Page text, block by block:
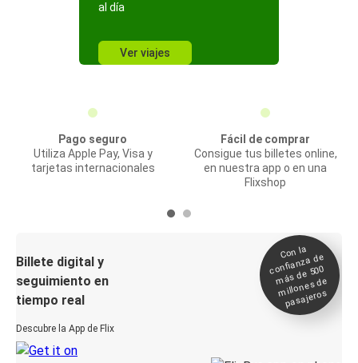
al día
Ver viajes
Pago seguro
Utiliza Apple Pay, Visa y
tarjetas internacionales
Fácil de comprar
Consigue tus billetes online,
en nuestra app o en una
Flixshop
Billete digital y
seguimiento en
tiempo real
Descubre la App de Flix
Con la
confianza de
más de 500
millones de
pasajeros